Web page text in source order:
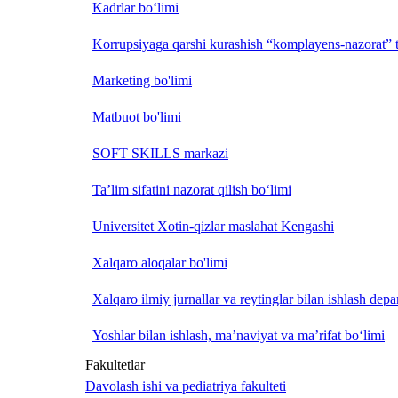
Kadrlar bo‘limi
Korrupsiyaga qarshi kurashish “komplayens-
Marketing bo'limi
Matbuot bo'limi
SOFT SKILLS markazi
Ta’lim sifatini nazorat qilish bo‘limi
Universitet Xotin-qizlar maslahat Kengashi
Xalqaro aloqalar bo'limi
Xalqaro ilmiy jurnallar va reytinglar bilan ishlash
Yoshlar bilan ishlash, ma’naviyat va ma’rifat bo‘limi
Fakultetlar
Davolash ishi va pediatriya fakulteti